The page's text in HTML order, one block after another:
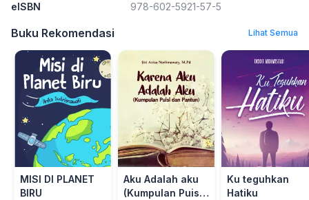
eISBN
978-602-5921-57-5
Buku Rekomendasi Lihat Semua
MISI DI PLANET
BIRU
Aku Adalah aku
(Kumpulan Puisi
Ku teguhkan
Hatiku